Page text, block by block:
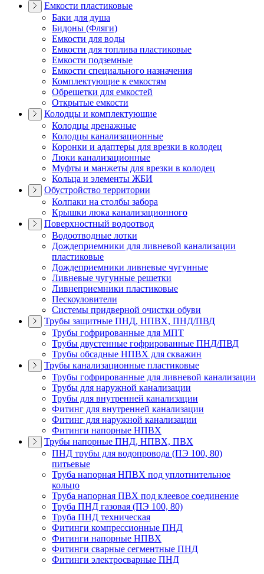
Емкости пластиковые
Баки для душа
Бидоны (Фляги)
Емкости для воды
Емкости для топлива пластиковые
Емкости подземные
Емкости специального назначения
Комплектующие к емкостям
Обрешетки для емкостей
Открытые емкости
Колодцы и комплектующие
Колодцы дренажные
Колодцы канализационные
Коронки и адаптеры для врезки в колодец
Люки канализационные
Муфты и манжеты для врезки в колодец
Кольца и элементы ЖБИ
Обустройство территории
Колпаки на столбы забора
Крышки люка канализационного
Поверхностный водоотвод
Водоотводные лотки
Дождеприемники для ливневой канализации
пластиковые
Дождеприемники ливневые чугунные
Ливневые чугунные решетки
Ливнеприемники пластиковые
Пескоуловители
Системы придверной очистки обуви
Трубы защитные ПНД, НПВХ, ПНД/ПВД
Трубы гофрированные для МПТ
Трубы двустенные гофрированные ПНД/ПВД
Трубы обсадные НПВХ для скважин
Трубы канализационные пластиковые
Трубы гофрированные для ливневой канализации
Трубы для наружной канализации
Трубы для внутренней канализации
Фитинг для внутренней канализации
Фитинг для наружной канализации
Фитинги напорные НПВХ
Трубы напорные ПНД, НПВХ, ПВХ
ПНД трубы для водопровода (ПЭ 100, 80)
питьевые
Труба напорная НПВХ под уплотнительное
кольцо
Труба напорная ПВХ под клеевое соединение
Труба ПНД газовая (ПЭ 100, 80)
Труба ПНД техническая
Фитинги компрессионные ПНД
Фитинги напорные НПВХ
Фитинги сварные сегментные ПНД
Фитинги электросварные ПНД